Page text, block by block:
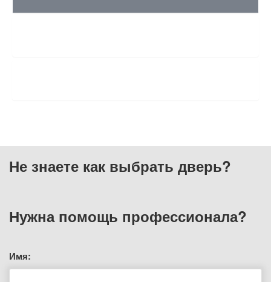
Не знаете как выбрать дверь?
Нужна помощь профессионала?
Имя: